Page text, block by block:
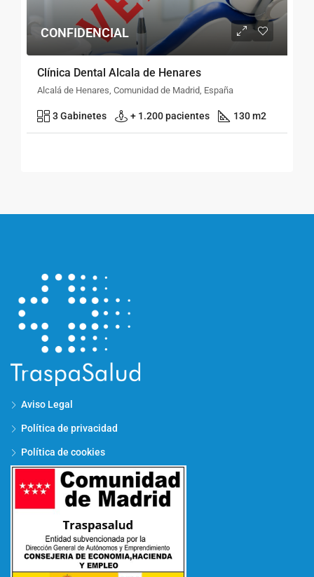
CONFIDENCIAL
Clínica Dental Alcala de Henares
Alcalá de Henares, Comunidad de Madrid, España
3 Gabinetes + 1.200 pacientes 130 m2
Aviso Legal
Política de privacidad
Política de cookies